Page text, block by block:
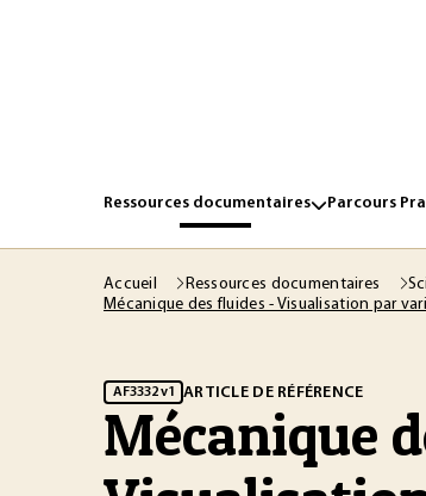
Ressources documentaires Parcours
Accueil Ressources documentaires
Mécanique des fluides - Visualisation par
AF3332 v1 ARTICLE DE RÉFÉRENCE
Mécanique